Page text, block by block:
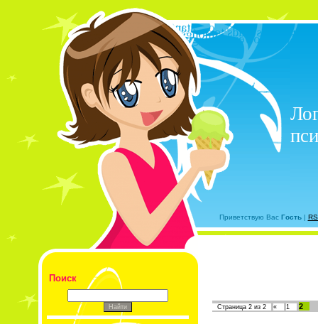
Приветствую Вас Гость|
Поиск
Страница 2из 2 « 1 2